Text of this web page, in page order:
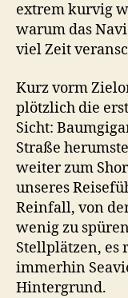
extrem kurvig
warum das
viel Zeit
Kurz vorm
plötzlich die
Sicht:
Straße
weiter zum
unseres
Reinfall, von
wenig zu
Stellplätzen, es
immerhin
Hintergrund.